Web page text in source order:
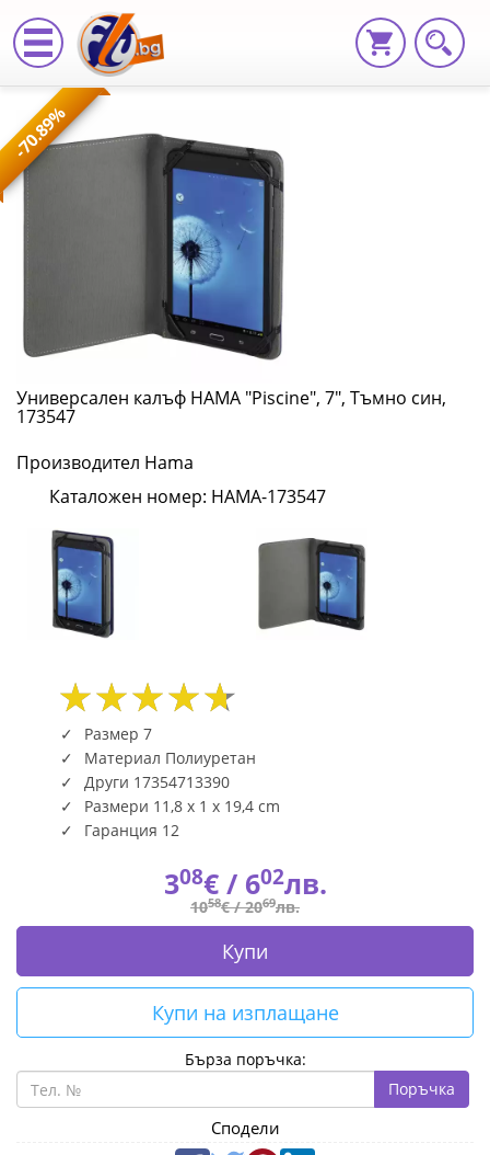
Универсален
калъф
HAMA
"Piscine",
Тъмно
син,
173547
173547
|
Fly.bg
-70.89%
Универсален калъф HAMA "Piscine", 7", Тъмно син,
173547
Производител Hama
Каталожен номер: HAMA-173547
Размер 7
Материал Полиуретан
Други 17354713390
Размери 11,8 x 1 x 19,4 cm
Гаранция 12
308€ / 602лв.
1058€ /2069лв.
Купи
Купи на изплащане
Бърза поръчка:
Поръчка
Сподели